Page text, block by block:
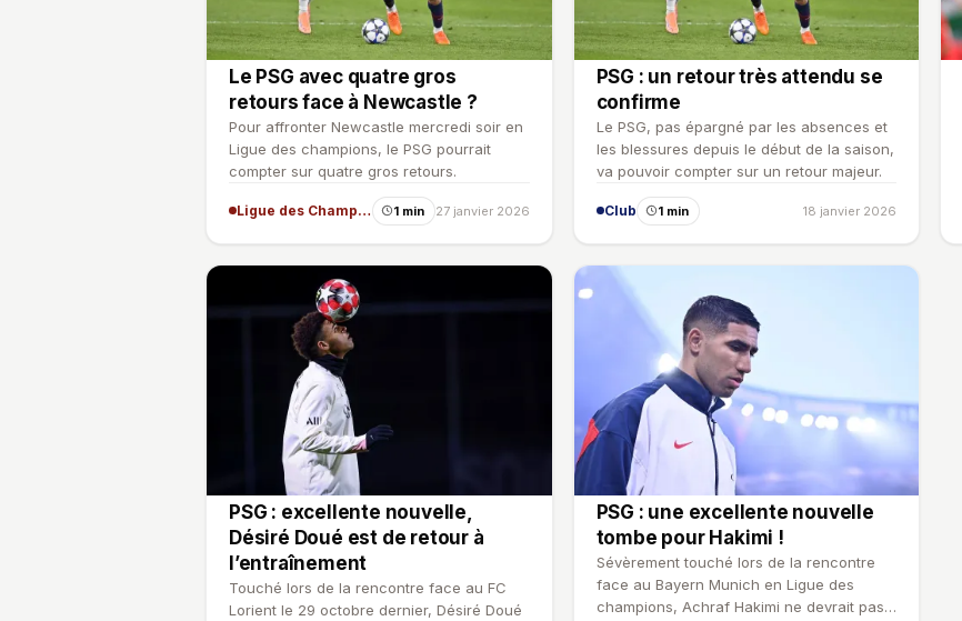
Le PSG avec quatre gros
retours face à Newcastle ?
Pour affronter Newcastle mercredi soir en
Ligue des champions, le PSG pourrait
compter sur quatre gros retours.
Ligue des Champions 1 min 27 janvier 2026
PSG : un retour très attendu se
confirme
Le PSG, pas épargné par les absences et
les blessures depuis le début de la saison,
va pouvoir compter sur un retour majeur.
Club 1 min 18 janvier 2026
PSG : excellente nouvelle,
Désiré Doué est de retour à
l’entraînement
Touché lors de la rencontre face au FC
Lorient le 29 octobre dernier, Désiré Doué
PSG : une excellente nouvelle
tombe pour Hakimi !
Sévèrement touché lors de la rencontre
face au Bayern Munich en Ligue des
champions, Achraf Hakimi ne devrait pas